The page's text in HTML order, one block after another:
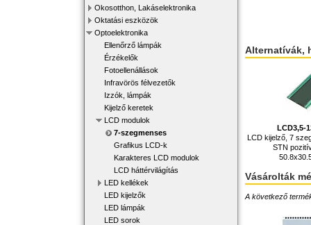
Okosotthon, Lakáselektronika
Oktatási eszközök
Optoelektronika
Ellenőrző lámpák
Érzékelők
Fotoellenállások
Infravörös félvezetők
Izzók, lámpák
Kijelző keretek
LCD modulok
7-szegmenses
Grafikus LCD-k
Karakteres LCD modulok
LCD háttérvilágítás
LED kellékek
LED kijelzők
LED lámpák
LED sorok
Alternatívák,
LCD3,5-
LCD kijelző, 7
STN
Vásárolták
A következő